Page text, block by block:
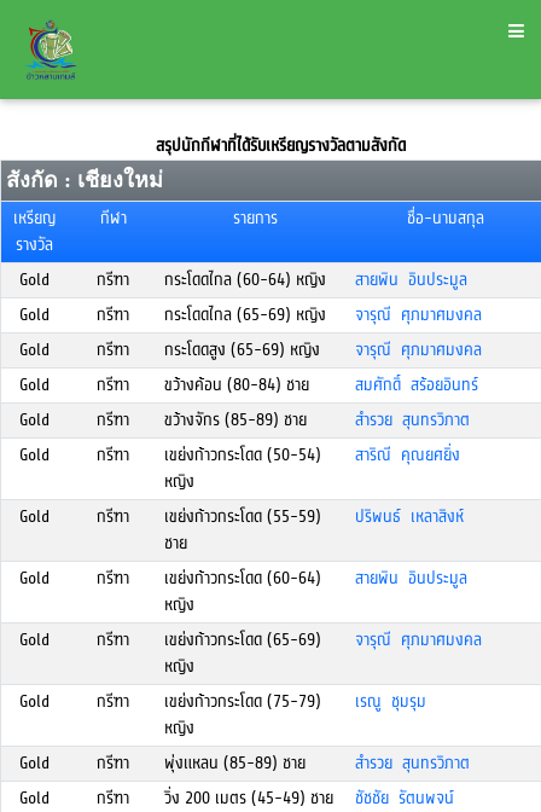
สรุปนักกีฬาที่ได้รับเหรียญรางวัลตามสังกัด
สังกัด : เชียงใหม่
เหรียญ
รางวัล
กีฬา รายการ ชื่อ-นามสกุล
Gold กรีฑา กระโดดไกล (60-64) หญิง
สายพิน อินประมูล
Gold
กรีฑา กระโดดไกล (65-69) หญิง
จารุณี ศุภมาศมงคล
Gold
กรีฑา กระโดดสูง (65-69) หญิง
จารุณี ศุภมาศมงคล
Gold
กรีฑา ขว้างค้อน (80-84) ชาย
สมศักดิ์ สร้อยอินทร์
Gold
กรีฑา ขว้างจักร (85-89) ชาย
สำรวย สุนทรวิภาต
Gold
กรีฑา
เขย่งก้าวกระโดด (50-54)
หญิง
สาริณี คุณยศยิ่ง
Gold กรีฑา
เขย่งก้าวกระโดด (55-59)
ชาย
ปริพนธ์ เหลาสิงห์
Gold กรีฑา
เขย่งก้าวกระโดด (60-64)
หญิง
สายพิน อินประมูล
Gold กรีฑา
เขย่งก้าวกระโดด (65-69)
หญิง
จารุณี ศุภมาศมงคล
Gold กรีฑา
เขย่งก้าวกระโดด (75-79)
หญิง
เรณู ชุมรุม
Gold กรีฑา พุ่งแหลน (85-89) ชาย
สำรวย สุนทรวิภาต
Gold
กรีฑา วิ่ง 200 เมตร (45-49) ชาย
ชัชชัย รัตนพจน์